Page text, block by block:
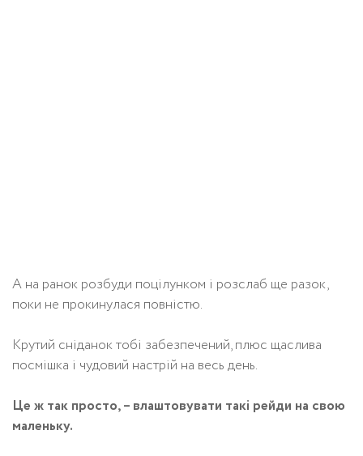
А на ранок розбуди поцілунком і розслаб ще разок,
поки не прокинулася повністю.
Крутий сніданок тобі забезпечений, плюс щаслива
посмішка і чудовий настрій на весь день.
Це ж так просто, – влаштовувати такі рейди на свою
маленьку.